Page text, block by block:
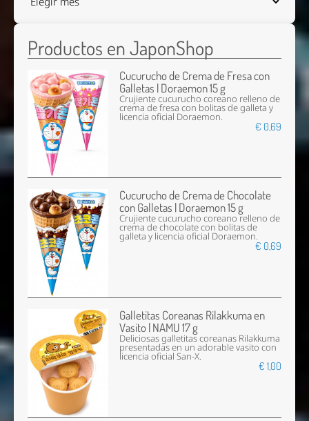
Productos en JaponShop
Cucurucho de Crema de Fresa con
Galletas | Doraemon 15 g
Crujiente cucurucho coreano relleno de
crema de fresa con bolitas de galleta y
licencia oficial Doraemon.
€ 0,69
Cucurucho de Crema de Chocolate
con Galletas | Doraemon 15 g
Crujiente cucurucho coreano relleno de
crema de chocolate con bolitas de
galleta y licencia oficial Doraemon.
€ 0,69
Galletitas Coreanas Rilakkuma en
Vasito | NAMU 17 g
Deliciosas galletitas coreanas Rilakkuma
presentadas en un adorable vasito con
licencia oficial San-X.
€ 1,00